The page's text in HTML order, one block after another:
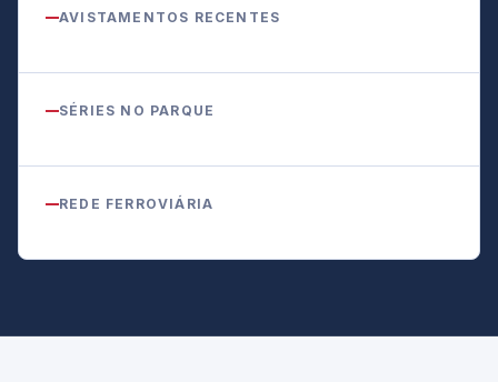
AVISTAMENTOS RECENTES
SÉRIES NO PARQUE
REDE FERROVIÁRIA